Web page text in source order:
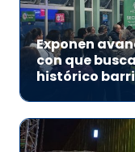
Exponen
con que
histórico